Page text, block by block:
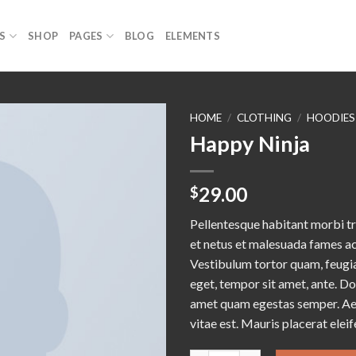
SHOP PAGES BLOG ELEMENTS
HOME / CLOTHING / HOODIES
Happy Ninja
$29.00
Pellentesque habitant morbi
et netus et malesuada fames
Vestibulum tortor quam,
eget, tempor sit amet, ante.
amet quam egestas semper.
vitae est. Mauris placerat